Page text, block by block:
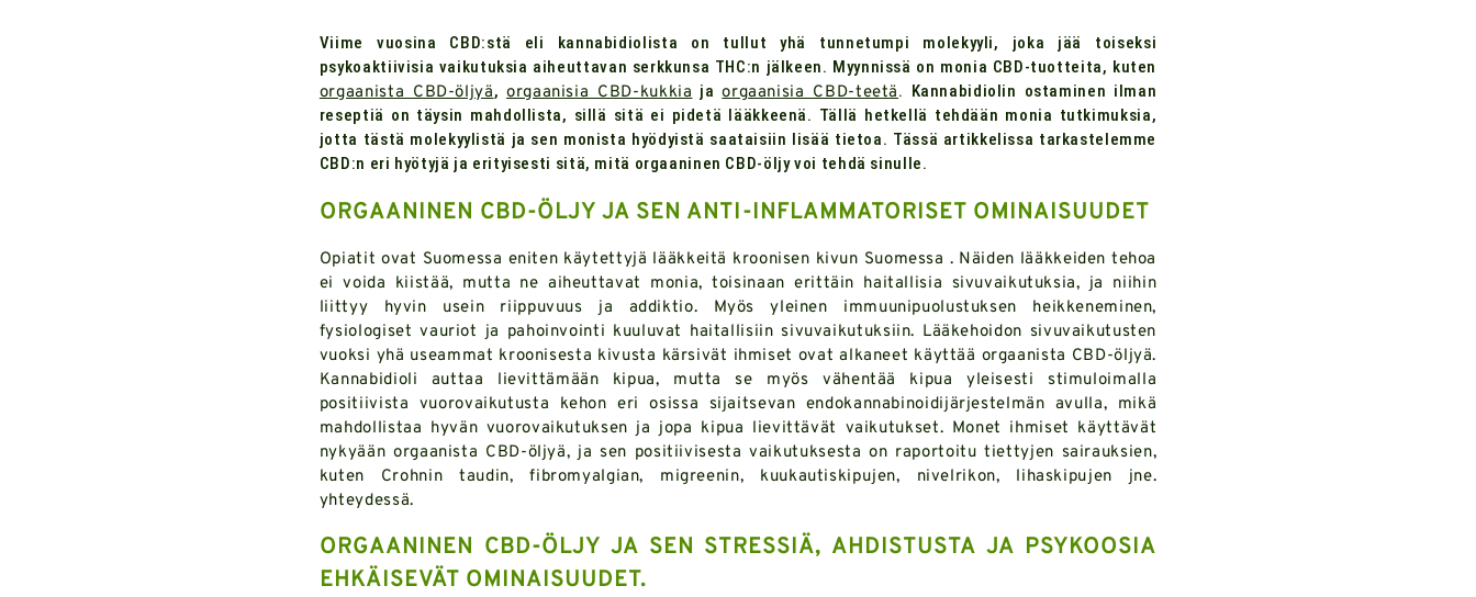
Viime vuosina CBD:stä eli kannabidiolista on tullut yhä tunnetumpi molekyyli, joka jää toiseksi
psykoaktiivisia vaikutuksia aiheuttavan serkkunsa THC:n jälkeen. Myynnissä on monia CBD-tuotteita, kuten
orgaanista CBD-öljyä,orgaanisia CBD-kukkia jaorgaanisia CBD-teetä. Kannabidiolin ostaminen ilman
reseptiä on täysin mahdollista, sillä sitä ei pidetä lääkkeenä. Tällä hetkellä tehdään monia tutkimuksia,
jotta tästä molekyylistä ja sen monista hyödyistä saataisiin lisää tietoa. Tässä artikkelissa tarkastelemme
CBD:n eri hyötyjä ja erityisesti sitä, mitä orgaaninen CBD-öljy voi tehdä sinulle.
ORGAANINEN CBD-ÖLJY JA SEN ANTI-INFLAMMATORISET OMINAISUUDET
Opiatit ovat Suomessa eniten käytettyjä lääkkeitä kroonisen kivun Suomessa . Näiden lääkkeiden tehoa
ei voida kiistää, mutta ne aiheuttavat monia, toisinaan erittäin haitallisia sivuvaikutuksia, ja niihin
liittyy hyvin usein riippuvuus ja addiktio. Myös yleinen immuunipuolustuksen heikkeneminen,
fysiologiset vauriot ja pahoinvointi kuuluvat haitallisiin sivuvaikutuksiin. Lääkehoidon sivuvaikutusten
vuoksi yhä useammat kroonisesta kivusta kärsivät ihmiset ovat alkaneet käyttää orgaanista CBD-öljyä.
Kannabidioli auttaa lievittämään kipua, mutta se myös vähentää kipua yleisesti stimuloimalla
positiivista vuorovaikutusta kehon eri osissa sijaitsevan endokannabinoidijärjestelmän avulla, mikä
mahdollistaa hyvän vuorovaikutuksen ja jopa kipua lievittävät vaikutukset. Monet ihmiset käyttävät
nykyään orgaanista CBD-öljyä, ja sen positiivisesta vaikutuksesta on raportoitu tiettyjen sairauksien,
kuten Crohnin taudin, fibromyalgian, migreenin, kuukautiskipujen, nivelrikon, lihaskipujen jne.
yhteydessä.
ORGAANINEN CBD-ÖLJY JA SEN STRESSIÄ, AHDISTUSTA JA PSYKOOSIA
EHKÄISEVÄT OMINAISUUDET.